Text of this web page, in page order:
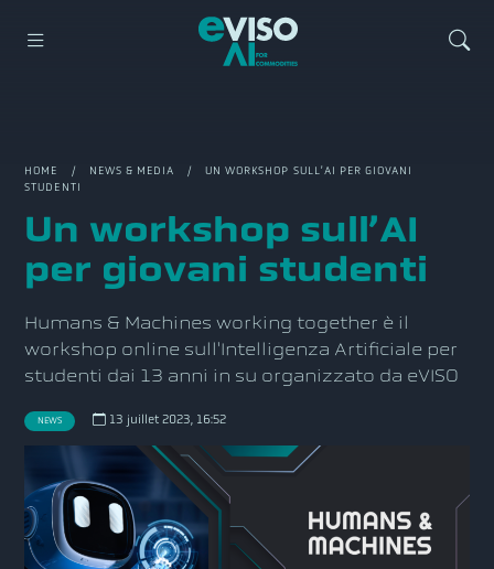
HOME / NEWS & MEDIA / UN WORKSHOP SULL’AI PER GIOVANI
STUDENTI
Un workshop sull’AI
per giovani studenti
Humans & Machines working together è il
workshop online sull'Intelligenza Artificiale per
studenti dai 13 anni in su organizzato da eVISO
NEWS 13 juillet 2023, 16:52